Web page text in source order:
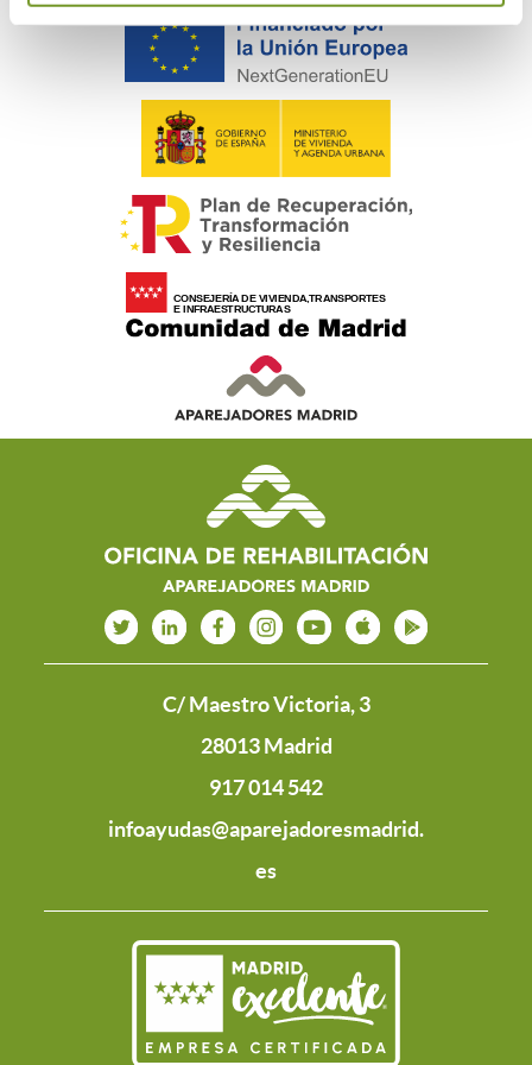
C/ Maestro Victoria, 3
28013 Madrid
917 014 542
infoayudas@aparejadoresmadrid.
es